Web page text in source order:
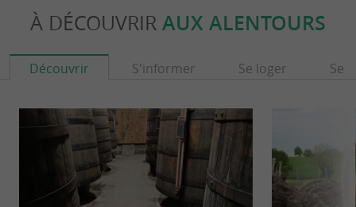
À DÉCOUVRIR AUX ALENTOURS
Découvrir S'informer Se loger Se